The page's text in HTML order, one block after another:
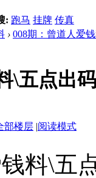
: 跑马 挂牌 传真
› 008期：曾道人爱
\五点出
部楼层 |阅读模式
料\五